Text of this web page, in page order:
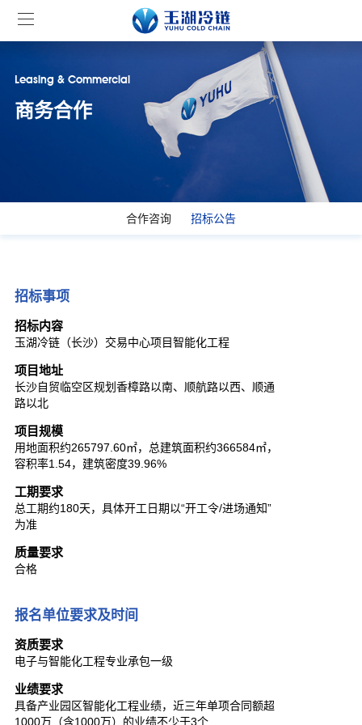
Leasing & Commercial
商务合作
合作咨询 招标公告
招标事项
招标内容
玉湖冷链（长沙）交易中心项目智能化工程
项目地址
长沙自贸临空区规划香樟路以南、顺航路以西、顺通
路以北
项目规模
用地面积约265797.60㎡，总建筑面积约366584㎡，
容积率1.54，建筑密度39.96%
工期要求
总工期约180天，具体开工日期以“开工令/进场通知”
为准
质量要求
合格
报名单位要求及时间
资质要求
电子与智能化工程专业承包一级
业绩要求
具备产业园区智能化工程业绩，近三年单项合同额超
1000万（含1000万）的业绩不少于3个